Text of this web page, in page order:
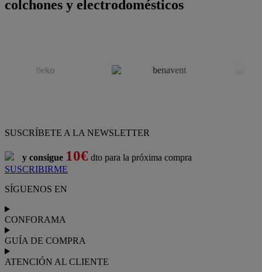
colchones y electrodomésticos
SUSCRÍBETE A LA NEWSLETTER
y consigue 10€ dto para la próxima compra
SUSCRIBIRME
SÍGUENOS EN
CONFORAMA
GUÍA DE COMPRA
ATENCIÓN AL CLIENTE